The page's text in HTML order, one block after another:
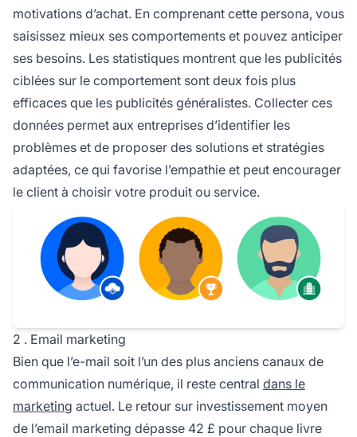
motivations d’achat. En comprenant cette persona, vous
saisissez mieux ses comportements et pouvez anticiper
ses besoins. Les statistiques montrent que les publicités
ciblées sur le comportement sont deux fois plus
efficaces que les publicités généralistes. Collecter ces
données permet aux entreprises d’identifier les
problèmes et de proposer des solutions et stratégies
adaptées, ce qui favorise l’empathie et peut encourager
le client à choisir votre produit ou service.
2 . Email marketing
Bien que l’e-mail soit l’un des plus anciens canaux de
communication numérique, il reste central dans le
marketing actuel. Le retour sur investissement moyen
de l’email marketing dépasse 42 £ pour chaque livre